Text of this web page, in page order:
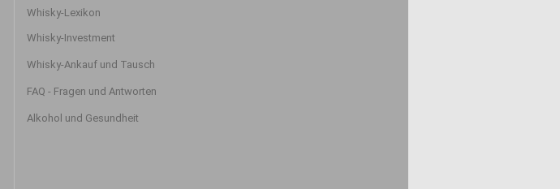
Whisky-Lexikon
Whisky-Investment
Whisky-Ankauf und Tausch
FAQ - Fragen und Antworten
Alkohol und Gesundheit